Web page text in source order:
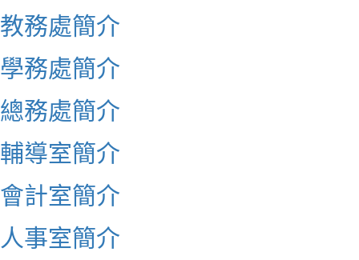
教務處簡介
學務處簡介
總務處簡介
輔導室簡介
會計室簡介
人事室簡介